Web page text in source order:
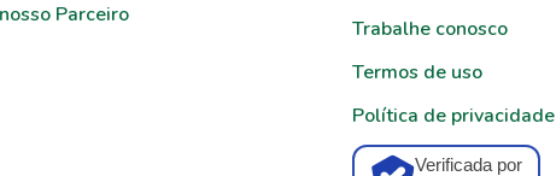
Parceiro
Trabalhe conosco
Termos de uso
Política de privacidade
Verificada por